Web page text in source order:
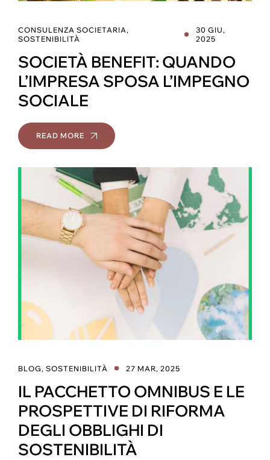
CONSULENZA SOCIETARIA ,
SOSTENIBILITÀ
30 GIU,
2025
SOCIETÀ BENEFIT: QUANDO
L’IMPRESA SPOSA L’IMPEGNO
SOCIALE
READ MORE
BLOG , SOSTENIBILITÀ 27 MAR, 2025
IL PACCHETTO OMNIBUS E LE
PROSPETTIVE DI RIFORMA
DEGLI OBBLIGHI DI
SOSTENIBILITÀ